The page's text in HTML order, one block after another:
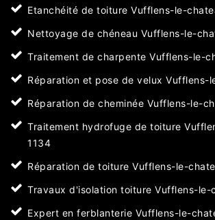
Etanchéité de toiture Vufflens-le-
Nettoyage de chéneau Vufflens-le-
Traitement de charpente Vufflens-le-
Réparation et pose de velux Vufflens-
Réparation de cheminée Vufflens-le-
Traitement hydrofuge de toiture
1134
Réparation de toiture Vufflens-le-
Travaux d'isolation toiture Vufflens-le-
Expert en ferblanterie Vufflens-le-